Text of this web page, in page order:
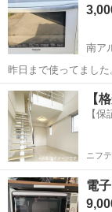
南ア
昨日まで使ってまし
た。 特に今まで不具
傷、汚れなどもありま
山梨 南アルプス
【
【
ニフ